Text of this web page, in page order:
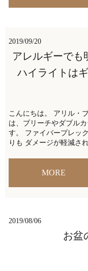
2019/09/20
アレルギーでも
ハイライトは
こんにちは。 アリル・
は、ブリーチやダブル
す。 ファイバープレッ
りも ダメージが軽減さ
MORE
2019/08/06
お盆